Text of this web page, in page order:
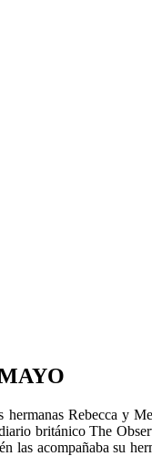
Rebecca y
británico The
acompañaba su